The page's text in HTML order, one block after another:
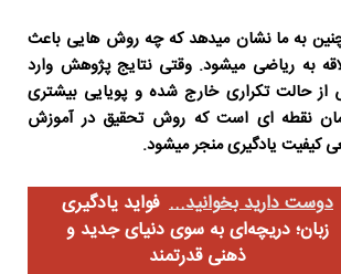
به ما نشان میدهد که چه روش هایی باعث
به ریاضی میشود. وقتی نتایج پژوهش وارد
از حالت تکراری خارج شده و پویایی بیشتری
نقطه ای است کهروش تحقیق در آموزش
کیفیت یادگیری منجر میشود.
دوست دارید بخوانید... فواید یادگیری
زبان؛ دریچه‌ای به سوی دنیای جدید و
ذهنی قدرتمند